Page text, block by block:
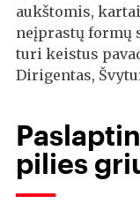
aukštomis,
neįprastų formų
turi keistus
Dirigentas,
pilies